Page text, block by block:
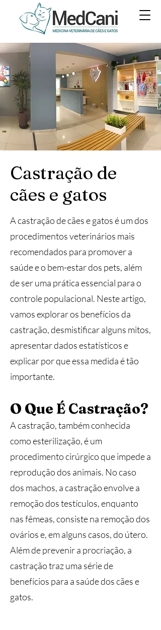
Castração de
cães e gatos
A castração de cães e gatos é um dos
procedimentos veterinários mais
recomendados para promover a
saúde e o bem-estar dos pets, além
de ser uma prática essencial para o
controle populacional. Neste artigo,
vamos explorar os benefícios da
castração, desmistificar alguns mitos,
apresentar dados estatísticos e
explicar por que essa medida é tão
importante.
O Que É Castração?
A castração, também conhecida
como esterilização, é um
procedimento cirúrgico que impede a
reprodução dos animais. No caso
dos machos, a castração envolve a
remoção dos testículos, enquanto
nas fêmeas, consiste na remoção dos
ovários e, em alguns casos, do útero.
Além de prevenir a procriação, a
castração traz uma série de
benefícios para a saúde dos cães e
gatos.